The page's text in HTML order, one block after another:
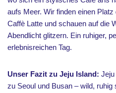
aufs Meer. Wir finden einen
Caffè Latte und schauen auf die
Abendlicht glitzern. Ein ruhiger,
erlebnisreichen Tag.
Unser Fazit zu Jeju Island:
zu Seoul und Busan – wild,